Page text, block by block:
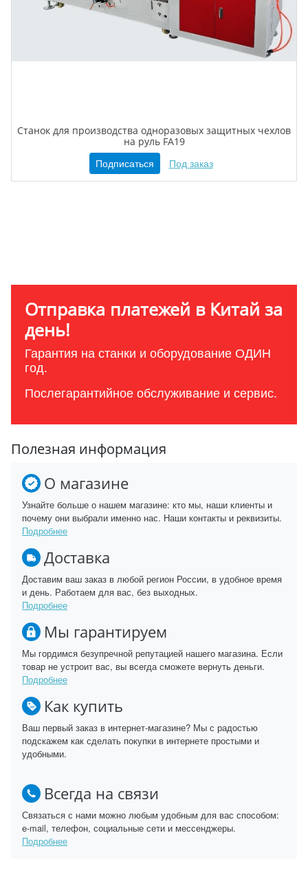
Станок для производства одноразовых защитных чехлов
на руль FA19
Подписаться Под заказ
Отправка платежей в Китай за
день!
Гарантия на станки и оборудование ОДИН
год.
Послегарантийное обслуживание и сервис.
Полезная информация
О магазине
Узнайте больше о нашем магазине: кто мы, наши клиенты и
почему они выбрали именно нас. Наши контакты и реквизиты.
Подробнее
Доставка
Доставим ваш заказ в любой регион России, в удобное время
и день. Работаем для вас, без выходных.
Подробнее
Мы гарантируем
Мы гордимся безупречной репутацией нашего магазина. Если
товар не устроит вас, вы всегда сможете вернуть деньги.
Подробнее
Как купить
Ваш первый заказ в интернет-магазине? Мы с радостью
подскажем как сделать покупки в интернете простыми и
удобными.
Всегда на связи
Связаться с нами можно любым удобным для вас способом:
e-mail, телефон, социальные сети и мессенджеры.
Подробнее